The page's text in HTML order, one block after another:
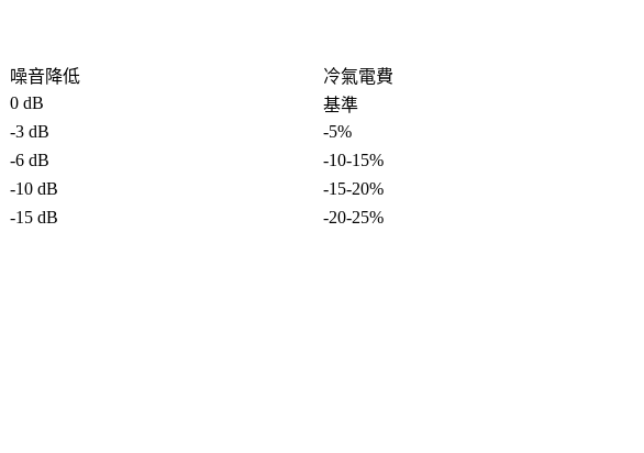
噪音降低
冷氣電費
0 dB
基準
-3 dB
-5%
-6 dB
-10-15%
-10 dB
-15-20%
-15 dB -20-25%